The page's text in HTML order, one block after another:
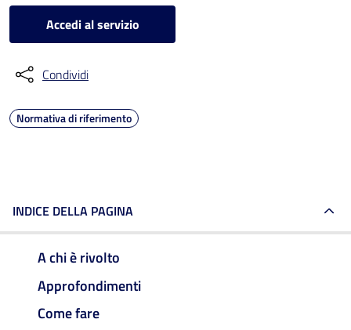
Accedi al servizio
Condividi
Normativa di riferimento
INDICE DELLA PAGINA
A chi è rivolto
Approfondimenti
Come fare